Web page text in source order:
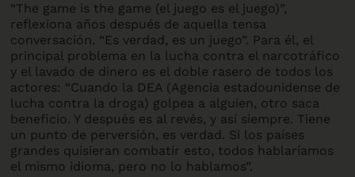
“The game is the game (el juego es el juego)”,
reflexiona años después de aquella tensa
conversación. “Es verdad, es un juego”. Para él, el
principal problema en la lucha contra el narcotráfico
y el lavado de dinero es el doble rasero de todos los
actores: “Cuando la DEA (Agencia estadounidense de
lucha contra la droga) golpea a alguien, otro saca
beneficio. Y después es al revés, y así siempre. Tiene
un punto de perversión, es verdad. Si los países
grandes quisieran combatir esto, todos hablaríamos
el mismo idioma, pero no lo hablamos”.